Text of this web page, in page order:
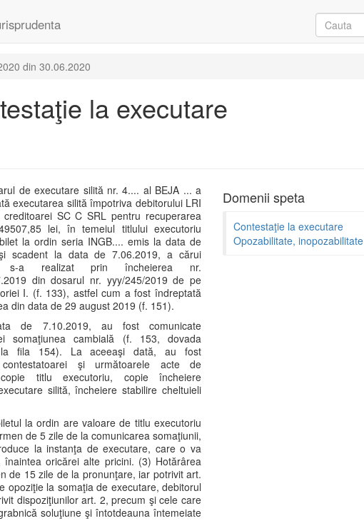
din 30.06.2020
la executare
de executare silită nr. 4.... al BEJA ... a
executarea silită împotriva debitorului LRI
creditoarei SC C SRL pentru recuperarea
lei, în temeiul titlului executoriu
la ordin seria INGB.... emis la data de
scadent la data de 7.06.2019, a cărui
s-a realizat prin încheierea nr.
din dosarul nr. yyy/245/2019 de pe
I. (f. 133), astfel cum a fost îndreptată
din data de 29 august 2019 (f. 151).
de 7.10.2019, au fost comunicate
somaţiunea cambială (f. 153, dovada
la fila 154). La aceeaşi dată, au fost
contestatoarei şi următoarele acte de
titlu executoriu, copie încheiere
silită, încheiere stabilire cheltuieli
la ordin are valoare de titlu executoriu
de 5 zile de la comunicarea somaţiunii,
la instanţa de executare, care o va
oricărei alte pricini. (3) Hotărârea
de 15 zile de la pronunţare, iar potrivit art.
opoziţie la somaţia de executare, debitorul
dispoziţiunilor art. 2, precum şi cele care
soluţiune şi întotdeauna întemeiate
Domenii speta
Contestaţie la executare
Opozabilitate, inopozabilitate